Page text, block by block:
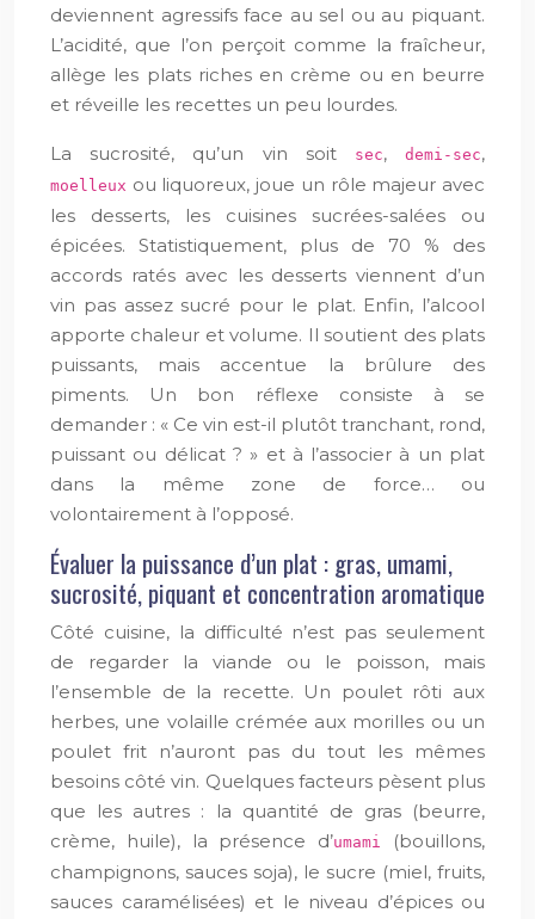
deviennent agressifs face au sel ou au piquant.
L’acidité, que l’on perçoit comme la fraîcheur,
allège les plats riches en crème ou en beurre
et réveille les recettes un peu lourdes.
La sucrosité, qu’un vin soit sec,demi-sec,
moelleux ou liquoreux, joue un rôle majeur avec
les desserts, les cuisines sucrées-salées ou
épicées. Statistiquement, plus de 70 % des
accords ratés avec les desserts viennent d’un
vin pas assez sucré pour le plat. Enfin, l’alcool
apporte chaleur et volume. Il soutient des plats
puissants, mais accentue la brûlure des
piments. Un bon réflexe consiste à se
demander : « Ce vin est-il plutôt tranchant, rond,
puissant ou délicat ? » et à l’associer à un plat
dans la même zone de force… ou
volontairement à l’opposé.
Évaluer la puissance d’un plat : gras, umami,
sucrosité, piquant et concentration aromatique
Côté cuisine, la difficulté n’est pas seulement
de regarder la viande ou le poisson, mais
l’ensemble de la recette. Un poulet rôti aux
herbes, une volaille crémée aux morilles ou un
poulet frit n’auront pas du tout les mêmes
besoins côté vin. Quelques facteurs pèsent plus
que les autres : la quantité de gras (beurre,
crème, huile), la présence d’umami
(bouillons,
champignons, sauces soja), le sucre (miel, fruits,
sauces caramélisées) et le niveau d’épices ou